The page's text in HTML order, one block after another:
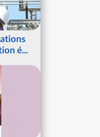
é...